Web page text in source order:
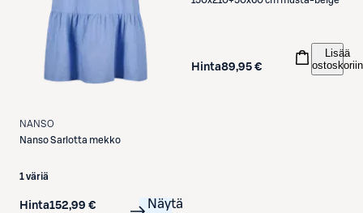
NANSO
NansoSarlotta mekko
1 väriä
Hinta152,99 €
Näytä
Hinta89,95 €
Lisää
ostoskoriin